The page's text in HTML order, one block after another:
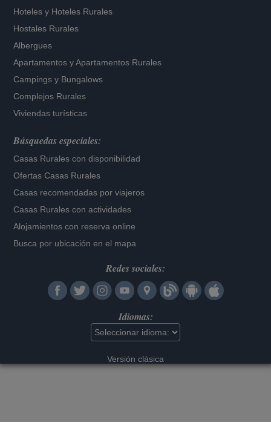
Hoteles y Hoteles Rurales
Hostales Rurales
Albergues
Apartamentos yApartamentos Rurales
Campings y Bungalows
Complejos Rurales
Viviendas turísticas
Búsquedas especiales:
Casas Rurales con disponibilidad
Ofertas Casas Rurales
Casas recomendadas por viajeros
Casas Rurales con actividades
Alojamientos con reserva online
Busca por ubicación en el mapa
Redes sociales:
Idiomas:
Versión clásica